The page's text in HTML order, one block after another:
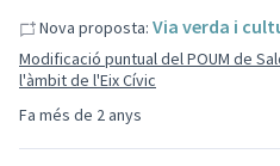
Fa més de 2 anys
Nova proposta: Via verda i
Modificació puntual del POUM de
l'àmbit de l'Eix Cívic